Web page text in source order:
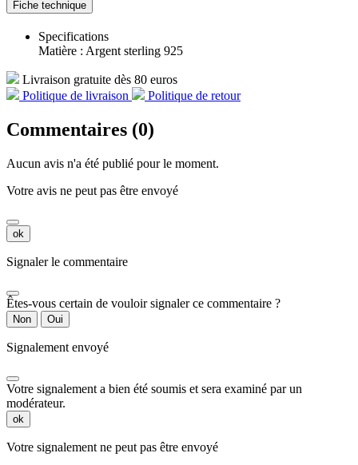
Fiche technique
Specifications
Matière : Argent sterling 925
Livraison gratuite dès 80 euros
Politique de livraison
Politique de retour
Commentaires (0)
Aucun avis n'a été publié pour le moment.
Votre avis ne peut pas être envoyé
ok
Signaler le commentaire
Êtes-vous certain de vouloir signaler ce commentaire ?
Non Oui
Signalement envoyé
Votre signalement a bien été soumis et sera examiné par un
modérateur.
ok
Votre signalement ne peut pas être envoyé